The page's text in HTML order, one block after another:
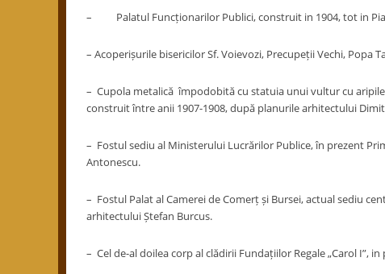
– Palatul Funcționarilor Publici, construit in 1904, tot in
– Acoperișurile bisericilor Sf. Voievozi, Precupeții Vechi, Popa
– Cupola metalică împodobită cu statuia unui vultur cu
construit între anii 1907-1908, după planurile arhitectului
– Fostul sediu al Ministerului Lucrărilor Publice, în prezent
Antonescu.
– Fostul Palat al Camerei de Comerț și Bursei, actual sediu
arhitectului Ștefan Burcus.
– Cel de-al doilea corp al clădirii Fundațiilor Regale „Carol I”,